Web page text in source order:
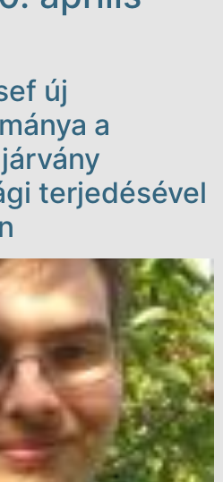
új
a
terjedésével